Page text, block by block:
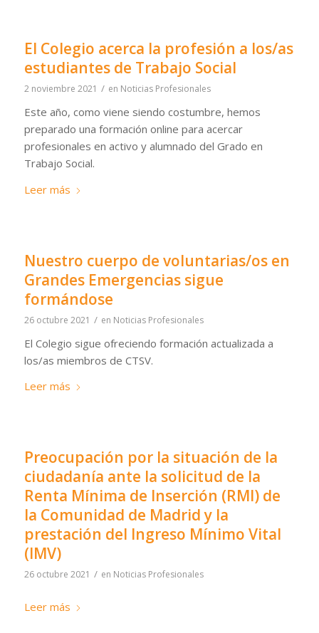
El Colegio acerca la profesión a los/as
estudiantes de Trabajo Social
2 noviembre 2021 / en Noticias Profesionales
Este año, como viene siendo costumbre, hemos
preparado una formación online para acercar
profesionales en activo y alumnado del Grado en
Trabajo Social.
Leer más
Nuestro cuerpo de voluntarias/os en
Grandes Emergencias sigue
formándose
26 octubre 2021 / en Noticias Profesionales
El Colegio sigue ofreciendo formación actualizada a
los/as miembros de CTSV.
Leer más
Preocupación por la situación de la
ciudadanía ante la solicitud de la
Renta Mínima de Inserción (RMI) de
la Comunidad de Madrid y la
prestación del Ingreso Mínimo Vital
(IMV)
26 octubre 2021 / en Noticias Profesionales
Leer más